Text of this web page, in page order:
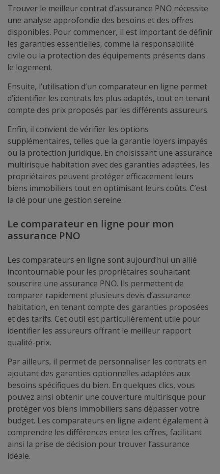
Trouver le meilleur contrat d’assurance PNO nécessite
une analyse approfondie des besoins et des offres
disponibles. Pour commencer, il est important de définir
les garanties essentielles, comme la responsabilité
civile ou la protection des équipements présents dans
le logement.
Ensuite, l’utilisation d’un comparateur en ligne permet
d’identifier les contrats les plus adaptés, tout en tenant
compte des prix proposés par les différents assureurs.
Enfin, il convient de vérifier les options
supplémentaires, telles que la garantie loyers impayés
ou la protection juridique. En choisissant une assurance
multirisque habitation avec des garanties adaptées, les
propriétaires peuvent protéger efficacement leurs
biens immobiliers tout en optimisant leurs coûts. C’est
la clé pour une gestion sereine.
Le comparateur en ligne pour mon
assurance PNO
Les comparateurs en ligne sont aujourd’hui un allié
incontournable pour les propriétaires souhaitant
souscrire une assurance PNO. Ils permettent de
comparer rapidement plusieurs devis d’assurance
habitation, en tenant compte des garanties proposées
et des tarifs. Cet outil est particulièrement utile pour
identifier les assureurs offrant le meilleur rapport
qualité-prix.
Par ailleurs, il permet de personnaliser les contrats en
ajoutant des garanties optionnelles adaptées aux
besoins spécifiques du bien. En quelques clics, vous
pouvez ainsi obtenir une couverture multirisque pour
protéger vos biens immobiliers sans dépasser votre
budget. Les comparateurs en ligne aident également à
comprendre les différences entre les offres, facilitant
ainsi la prise de décision pour trouver l’assurance
idéale.